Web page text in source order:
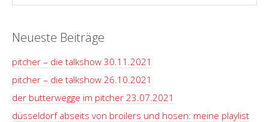
Neueste Beiträge
pitcher – die talkshow 30.11.2021
pitcher – die talkshow 26.10.2021
der butterwegge im pitcher 23.07.2021
düsseldorf abseits von broilers und hosen: meine playlist